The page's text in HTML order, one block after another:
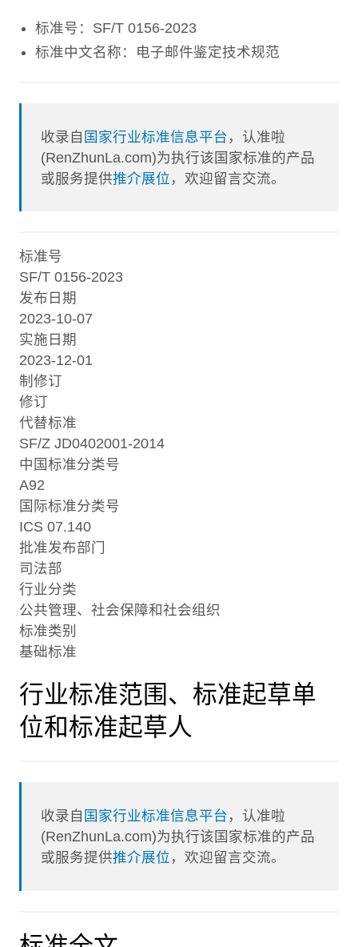
标准号：SF/T 0156-2023
标准中文名称：电子邮件鉴定技术规范
收录自 国家行业标准信息平台 ，认准啦
(RenZhunLa.com)为执行该国家标准的产品
或服务提供推介展位 ，欢迎留言交流。
标准号
SF/T 0156-2023
发布日期
2023-10-07
实施日期
2023-12-01
制修订
修订
代替标准
SF/Z JD0402001-2014
中国标准分类号
A92
国际标准分类号
ICS 07.140
批准发布部门
司法部
行业分类
公共管理、社会保障和社会组织
标准类别
基础标准
行业标准范围、标准起草单
位和标准起草人
收录自 国家行业标准信息平台 ，认准啦
(RenZhunLa.com)为执行该国家标准的产品
或服务提供推介展位 ，欢迎留言交流。